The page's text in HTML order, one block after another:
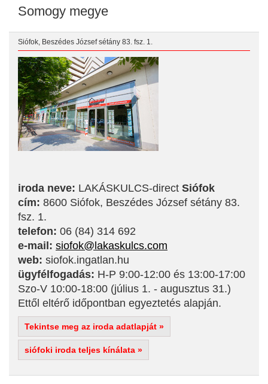
Somogy megye
Siófok, Beszédes József sétány 83. fsz. 1.
iroda neve: LAKÁSKULCS-direct Siófok
cím: 8600 Siófok, Beszédes József sétány 83.
fsz. 1.
telefon: 06 (84) 314 692
e-mail: siofok@lakaskulcs.com
web: siofok.ingatlan.hu
ügyfélfogadás: H-P 9:00-12:00 és 13:00-17:00
Szo-V 10:00-18:00 (július 1. - augusztus 31.)
Ettől eltérő időpontban egyeztetés alapján.
Tekintse meg az iroda adatlapját »
siófoki iroda teljes kínálata »